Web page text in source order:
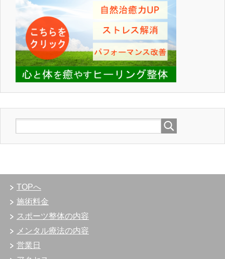
TOPへ
施術料金
スポーツ整体の内容
メンタル療法の内容
営業日